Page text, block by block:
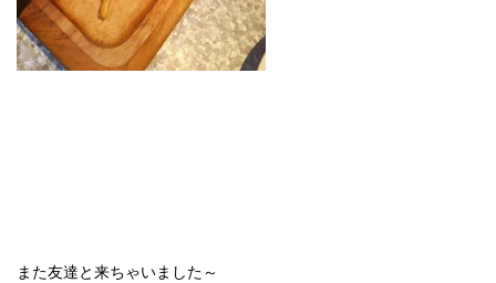
また友達と来ちゃいました～